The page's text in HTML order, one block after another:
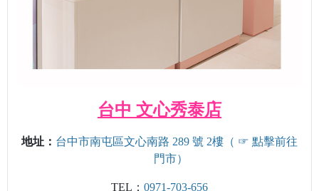
台中 文心秀泰店
地址： 台中市南屯區文心南路 289 號 2樓（ ☞ 點擊前往
門市）
TEL： 0971-703-656